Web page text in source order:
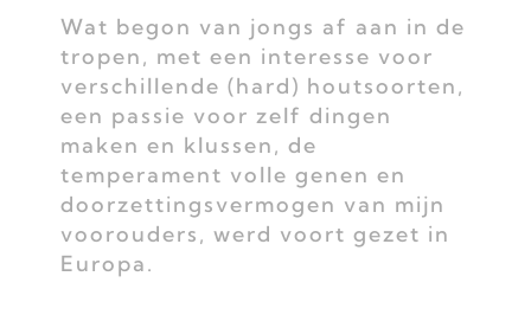
Wat begon van jongs af aan in de
tropen, met een interesse voor
verschillende (hard) houtsoorten,
een passie voor zelf dingen
maken en klussen, de
temperament volle genen en
doorzettingsvermogen van mijn
voorouders, werd voort gezet in
Europa.